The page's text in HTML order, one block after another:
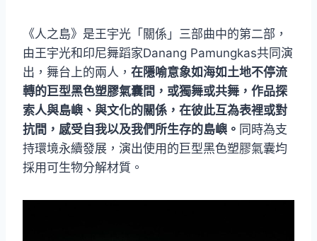
《人之島》是王宇光「關係」三部曲中的第二部，
由王宇光和印尼舞蹈家Danang Pamungkas共同演
出，舞台上的兩人， 在隱喻意象如海如土地不停流
轉的巨型黑色塑膠氣囊間，或獨舞或共舞，作品探
索人與島嶼、與文化的關係，在彼此互為表裡或對
抗間，感受自我以及我們所生存的島嶼。 同時為支
持環境永續發展，演出使用的巨型黑色塑膠氣囊均
採用可生物分解材質。